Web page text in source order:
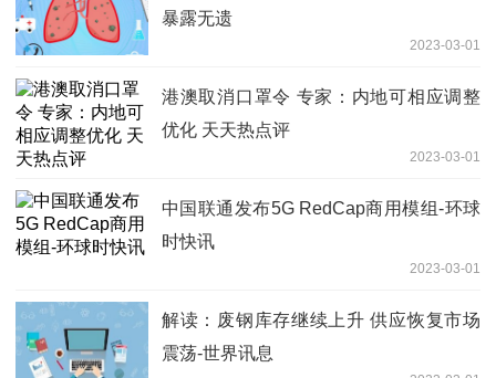
暴露无遗
2023-03-01
港澳取消口罩令 专家：内地可相应调整
优化 天天热点评
2023-03-01
中国联通发布5G RedCap商用模组-环球
时快讯
2023-03-01
解读：废钢库存继续上升 供应恢复市场
震荡-世界讯息